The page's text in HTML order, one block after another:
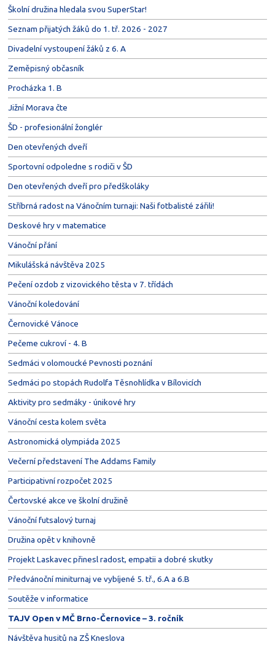
Školní družina hledala svou SuperStar!
Seznam přijatých žáků do 1. tř. 2026 - 2027
Divadelní vystoupení žáků z 6. A
Zeměpisný občasník
Procházka 1. B
Jižní Morava čte
ŠD - profesionální žonglér
Den otevřených dveří
Sportovní odpoledne s rodiči v ŠD
Den otevřených dveří pro předškoláky
Stříbrná radost na Vánočním turnaji: Naši fotbalisté zářili!
Deskové hry v matematice
Vánoční přání
Mikulášská návštěva 2025
Pečení ozdob z vizovického těsta v 7. třídách
Vánoční koledování
Černovické Vánoce
Pečeme cukroví - 4. B
Sedmáci v olomoucké Pevnosti poznání
Sedmáci po stopách Rudolfa Těsnohlídka v Bílovicích
Aktivity pro sedmáky - únikové hry
Vánoční cesta kolem světa
Astronomická olympiáda 2025
Večerní představení The Addams Family
Participativní rozpočet 2025
Čertovské akce ve školní družině
Vánoční futsalový turnaj
Družina opět v knihovně
Projekt Laskavec přinesl radost, empatii a dobré skutky
Předvánoční miniturnaj ve vybíjené 5. tř., 6.A a 6.B
Soutěže v informatice
TAJV Open v MČ Brno-Černovice – 3. ročník
Návštěva husitů na ZŠ Kneslova